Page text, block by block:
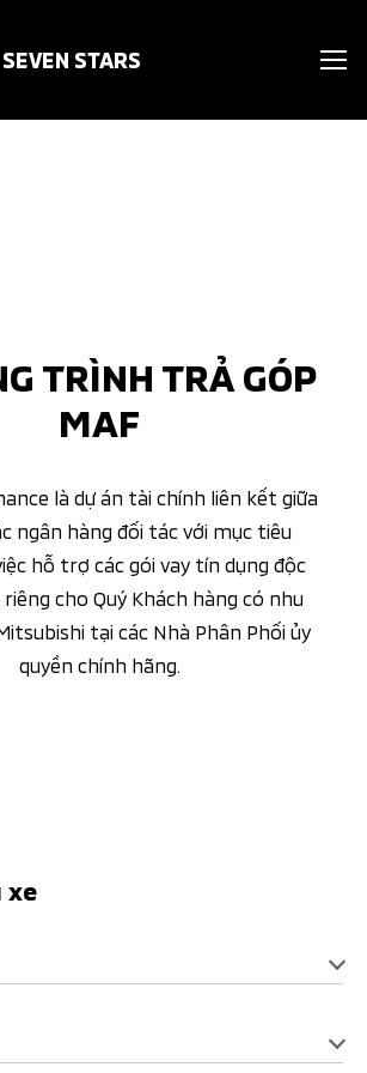
SEVEN STARS
TRÌNH TRẢ GÓP
MAF
là dự án tài chính liên kết giữa
ngân hàng đối tác với mục tiêu
hỗ trợ các gói vay tín dụng độc
cho Quý Khách hàng có nhu
tại các Nhà Phân Phối ủy
quyền chính hãng.
xe